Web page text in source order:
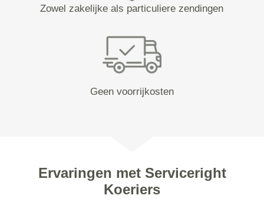
Zowel zakelijke als particuliere zendingen
Geen voorrijkosten
Ervaringen met Serviceright
Koeriers